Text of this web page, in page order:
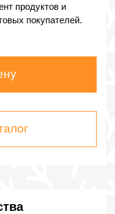
продуктов и
покупателей.